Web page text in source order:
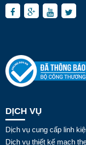
DỊCH VỤ
Dịch vụ cung cấp linh
Dịch vụ thiết kế mạch